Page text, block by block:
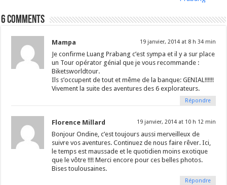
6 comments
Mampa 19 janvier, 2014 at 8 h 34 min
Je confirme Luang Prabang c’est sympa et il y a sur place
un Tour opérator génial que je vous recommande :
Biketsworldtour.
Ils s’occupent de tout et même de la banque: GENIAL!!!!!!
Vivement la suite des aventures des 6 explorateurs.
Répondre
Florence Millard 19 janvier, 2014 at 10 h 12 min
Bonjour Ondine, c’est toujours aussi merveilleux de
suivre vos aventures. Continuez de nous faire rêver. Ici,
le temps est maussade et le quotidien moins exotique
que le vôtre !!!! Merci encore pour ces belles photos.
Bises toulousaines.
Répondre